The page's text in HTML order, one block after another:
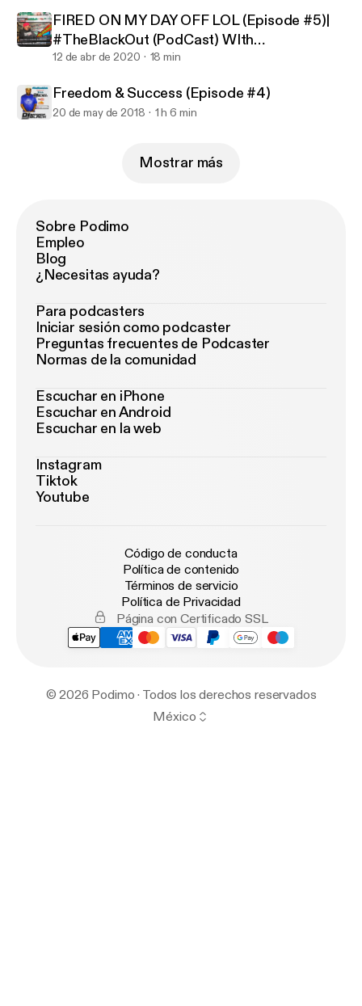
FIRED ON MY DAY OFF LOL (Episode #5)|
#TheBlackOut (PodCast) WIth
@DJBandanaBlack Ep.5
12 de abr de 2020 18 min
Freedom & Success (Episode #4)
20 de may de 2018 1 h 6 min
Mostrar más
Sobre Podimo
Empleo
Blog
¿Necesitas ayuda?
Para podcasters
Iniciar sesión como podcaster
Preguntas frecuentes de Podcaster
Normas de la comunidad
Escuchar en iPhone
Escuchar en Android
Escuchar en la web
Instagram
Tiktok
Youtube
Código de conducta
Política de contenido
Términos de servicio
Política de Privacidad
Página con Certificado SSL
© 2026 Podimo · Todos los derechos reservados
México